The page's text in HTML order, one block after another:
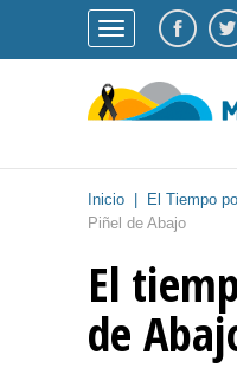
Inicio El Tiempo
Piñel de Abajo
El
de